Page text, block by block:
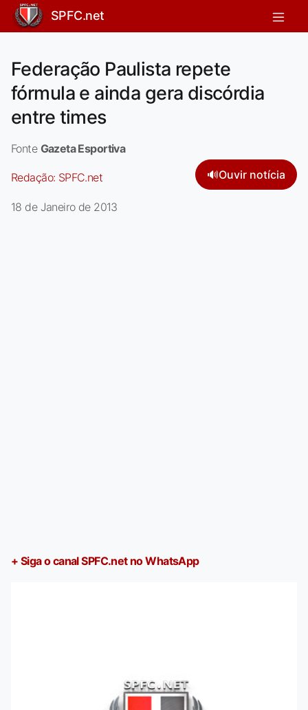
SPFC.net
Federação Paulista repete
fórmula e ainda gera discórdia
entre times
Fonte Gazeta Esportiva
Redação: SPFC.net 🔊Ouvir notícia
18 de Janeiro de 2013
+ Siga o canal SPFC.net no WhatsApp